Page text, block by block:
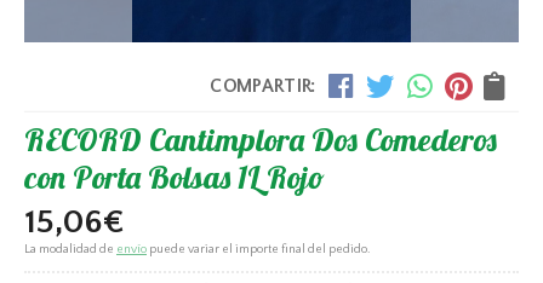
COMPARTIR:
RECORD Cantimplora Dos Comederos
con Porta Bolsas 1L Rojo
15,06€
La modalidad de envío puede variar el importe final del pedido.